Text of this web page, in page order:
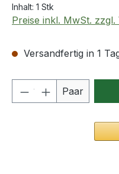
Inhalt: 1 Stk
Preise inkl. MwSt. zzgl.
Versandfertig in 1
ProduktPaar